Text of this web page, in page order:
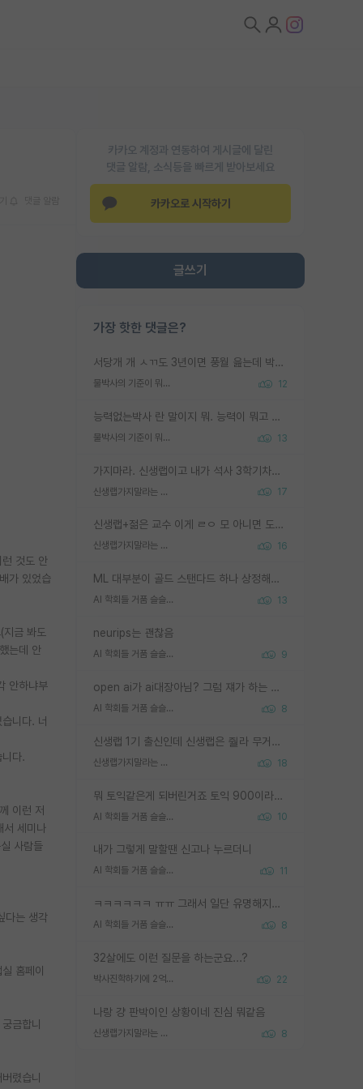
카카오 계정과 연동하여 게시글에 달린
댓글 알람, 소식등을 빠르게 받아보세요
카카오로 시작하기
글쓰기
가장 핫한 댓글은?
서당개 개 ㅅㄲ도 3년이면 풍월 읊는데 박사 5년 이상 대리고 있으면서 물된건 교수 탓 맞는ㄱ게 거기가 서당이 아니란 소리임
물박사의 기준이 뭐임? 12
능력없는박사 란 말이지 뭐. 능력이 뭐고 능력이 있다는게 뭔지는 사람마다 기준이 다르니까 얘기해봐야 서로 자기 기준만 얘기해서 논쟁이 끝이 안나고. 주위에서 능력있고 야심있는 신입생이 교수가 유의미한 피드백을 아예 안주면서 제대로된 과제에 참여해볼 기회도 제공하지 않고 잡일 뺑뺑이만 돌려서 맨날 단순작업만 하면서 밤새다가 눈빛이 점점 죽어가는걸 본 사람은 물박사는 교수탓이라고 하고, 교수는 이것저것 알려도 주고 기회도 주고 사수 동기 붙여주면서 어떻게든 끌고가려고 하는데 본인이 매일 뺀질거리면서 출근 하는둥마는둥 하다가 기껏 와서도 폰이나 쳐다보다가 실험 망치고 저녁약속있어서 먼저 가볼게요~ 하는걸 본 사람은 물박사는 본인탓이라고 함.
물박사의 기준이 뭐임? 13
가지마라. 신생랩이고 내가 석사 3학기차인데 최고참인데 나도 아무것도 모르는데 교수가 후배들 왜 논문 교육 안시키냐. 논문 왜 안 써오냐 닦달한다
신생랩가지말라는 이유가 있었구나 17
신생랩+젊은 교수 이게 ㄹㅇ 모 아니면 도인듯.
신생랩가지말라는 이유가 있었구나 16
ML 대부분이 골드 스탠다드 하나 상정해놓고 (벤치마크 데이터셋이 여러 개면 여러 개 상정) 그거 얼마나 잘 맞추나 싸움임 가끔 번뜩이는 설계 철학을 보여주는 논문들도 있지만 대부분 그거 성적 얼마나 더 올리느라에 혈안이 되어 있는 측면이 잇음
AI 학회들 거품 슬슬 지적이 나오네요 13
neurips는 괜찮음
AI 학회들 거품 슬슬 지적이 나오네요 9
open ai가 ai대장아님? 그럼 쟤가 하는 말이 다 맞겠네
AI 학회들 거품 슬슬 지적이 나오네요 8
신생랩 1기 출신인데 신생랩은 줠라 무거운 바벨 같은거임. 들면 대박인데 못들면 깔려 죽음. 아무도 알려주지 않는 환경에서 자생해야하지만, 일단 살아남았다면 그 어떤 사람보다 악착같고 생존력 높은 사람으로 거듭날 수 있음
신생랩가지말라는 이유가 있었구나 18
뭐 토익같은게 되버린거죠 토익 900이라고 영어잘하는건 아닙니다만 잘하는사람은 다 900을 넘는 그런
AI 학회들 거품 슬슬 지적이 나오네요 10
내가 그렇게 말할땐 신고나 누르더니
AI 학회들 거품 슬슬 지적이 나오네요 11
ㅋㅋㅋㅋㅋㅋ ㅠㅠ 그래서 일단 유명해지는게 중요한거같습니다
AI 학회들 거품 슬슬 지적이 나오네요 8
32살에도 이런 질문을 하는군요...?
박사진학하기에 2억은 괜찮은 (?) 정도의 경제력인가요 22
나랑 걍 판박이인 상황이네 진심 뭐같음
신생랩가지말라는 이유가 있었구나 8
것도 안
가 있었습
금 봐도
는데 안
안하냐부
니다. 너
다.
이런 저
서 세미나
사람들
다는 생각
홈페이
금합니
렸습니